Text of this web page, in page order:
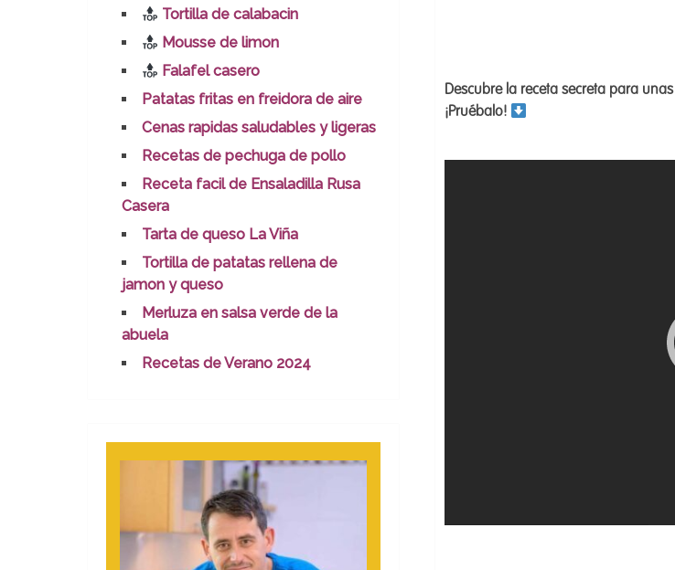
Descubre la receta secreta para unas
¡Pruébalo!
Tortilla de calabacin
Mousse de limon
Falafel casero
Patatas fritas en freidora de aire
Cenas rapidas saludables y ligeras
Recetas de pechuga de pollo
Receta facil de Ensaladilla Rusa
Casera
Tarta de queso La Viña
Tortilla de patatas rellena de
jamon y queso
Merluza en salsa verde de la
abuela
Recetas de Verano 2024